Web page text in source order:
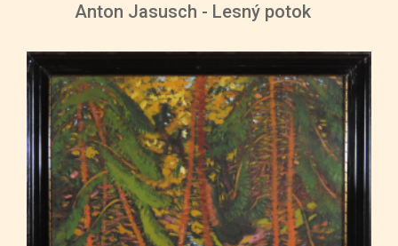
Anton Jasusch - Lesný potok